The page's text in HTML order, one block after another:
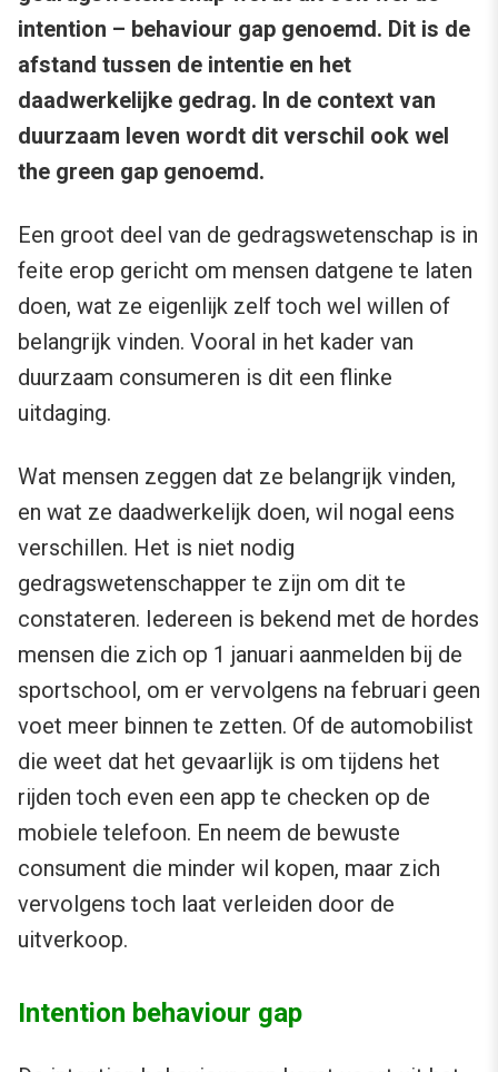
intention – behaviour gap genoemd. Dit is de
afstand tussen de intentie en het
daadwerkelijke gedrag. In de context van
duurzaam leven wordt dit verschil ook wel
the green gap genoemd.
Een groot deel van de gedragswetenschap is in
feite erop gericht om mensen datgene te laten
doen, wat ze eigenlijk zelf toch wel willen of
belangrijk vinden. Vooral in het kader van
duurzaam consumeren is dit een flinke
uitdaging.
Wat mensen zeggen dat ze belangrijk vinden,
en wat ze daadwerkelijk doen, wil nogal eens
verschillen. Het is niet nodig
gedragswetenschapper te zijn om dit te
constateren. Iedereen is bekend met de hordes
mensen die zich op 1 januari aanmelden bij de
sportschool, om er vervolgens na februari geen
voet meer binnen te zetten. Of de automobilist
die weet dat het gevaarlijk is om tijdens het
rijden toch even een app te checken op de
mobiele telefoon. En neem de bewuste
consument die minder wil kopen, maar zich
vervolgens toch laat verleiden door de
uitverkoop.
Intention behaviour gap